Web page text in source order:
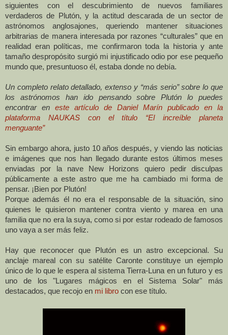
siguientes con el descubrimiento de nuevos familiares
verdaderos de Plutón, y la actitud descarada de un sector de
astrónomos anglosajones, queriendo mantener situaciones
arbitrarias de manera interesada por razones “culturales” que en
realidad eran políticas, me confirmaron toda la historia y ante
tamaño despropósito surgió mi injustificado odio por ese pequeño
mundo que, presuntuoso él, estaba donde no debía.
Un completo relato detallado, extenso y “más serio” sobre lo que
los astrónomos han ido pensando sobre Plutón lo puedes
encontrar en este artículo de Daniel Marín publicado en la
plataforma NAUKAS con el título “El increíble planeta
menguante”
Sin embargo ahora, justo 10 años después, y viendo las noticias
e imágenes que nos han llegado durante estos últimos meses
enviadas por la nave New Horizons quiero pedir disculpas
públicamente a este astro que me ha cambiado mi forma de
pensar. ¡Bien por Plutón!
Porque además él no era el responsable de la situación, sino
quienes le quisieron mantener contra viento y marea en una
familia que no era la suya, como si por estar rodeado de famosos
uno vaya a ser más feliz.
Hay que reconocer que Plutón es un astro excepcional. Su
anclaje mareal con su satélite Caronte constituye un ejemplo
único de lo que le espera al sistema Tierra-Luna en un futuro y es
uno de los "Lugares mágicos en el Sistema Solar" más
destacados, que recojo en mi libro con ese título.